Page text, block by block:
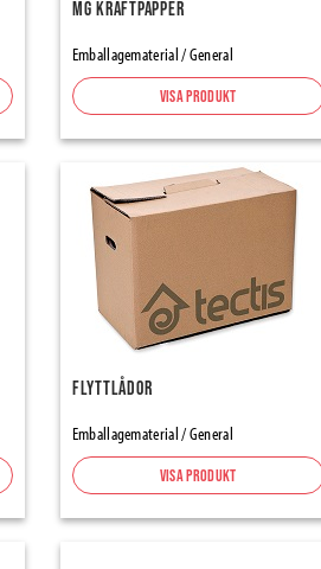
MG Kraftpapper
Emballagematerial / General
Visa produkt
Flyttlådor
Emballagematerial / General
Visa produkt